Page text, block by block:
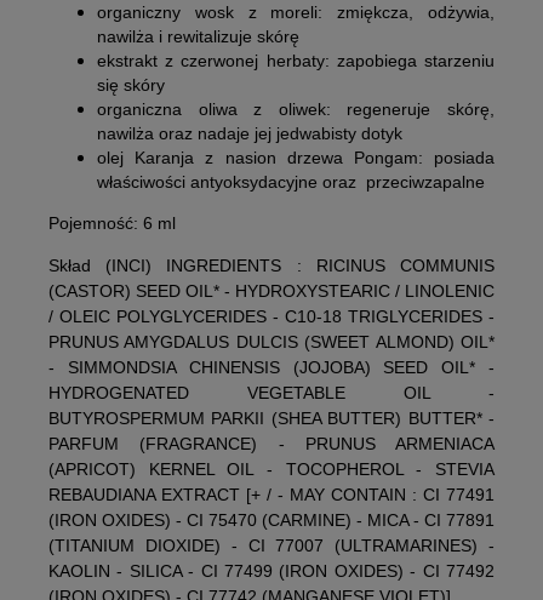
organiczny wosk z moreli: zmiękcza, odżywia,
nawilża i rewitalizuje skórę
ekstrakt z czerwonej herbaty: zapobiega starzeniu
się skóry
organiczna oliwa z oliwek: regeneruje skórę,
nawilża oraz nadaje jej jedwabisty dotyk
olej Karanja z nasion drzewa Pongam: posiada
właściwości antyoksydacyjne oraz przeciwzapalne
Pojemność: 6 ml
Skład (INCI) INGREDIENTS : RICINUS COMMUNIS
(CASTOR) SEED OIL* - HYDROXYSTEARIC / LINOLENIC
/ OLEIC POLYGLYCERIDES - C10-18 TRIGLYCERIDES -
PRUNUS AMYGDALUS DULCIS (SWEET ALMOND) OIL*
- SIMMONDSIA CHINENSIS (JOJOBA) SEED OIL* -
HYDROGENATED VEGETABLE OIL -
BUTYROSPERMUM PARKII (SHEA BUTTER) BUTTER* -
PARFUM (FRAGRANCE) - PRUNUS ARMENIACA
(APRICOT) KERNEL OIL - TOCOPHEROL - STEVIA
REBAUDIANA EXTRACT [+ / - MAY CONTAIN : CI 77491
(IRON OXIDES) - CI 75470 (CARMINE) - MICA - CI 77891
(TITANIUM DIOXIDE) - CI 77007 (ULTRAMARINES) -
KAOLIN - SILICA - CI 77499 (IRON OXIDES) - CI 77492